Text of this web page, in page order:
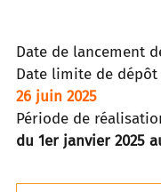
Date de lancement
Date limite de
26 juin 2025
Période de
du 1er janvier 2025